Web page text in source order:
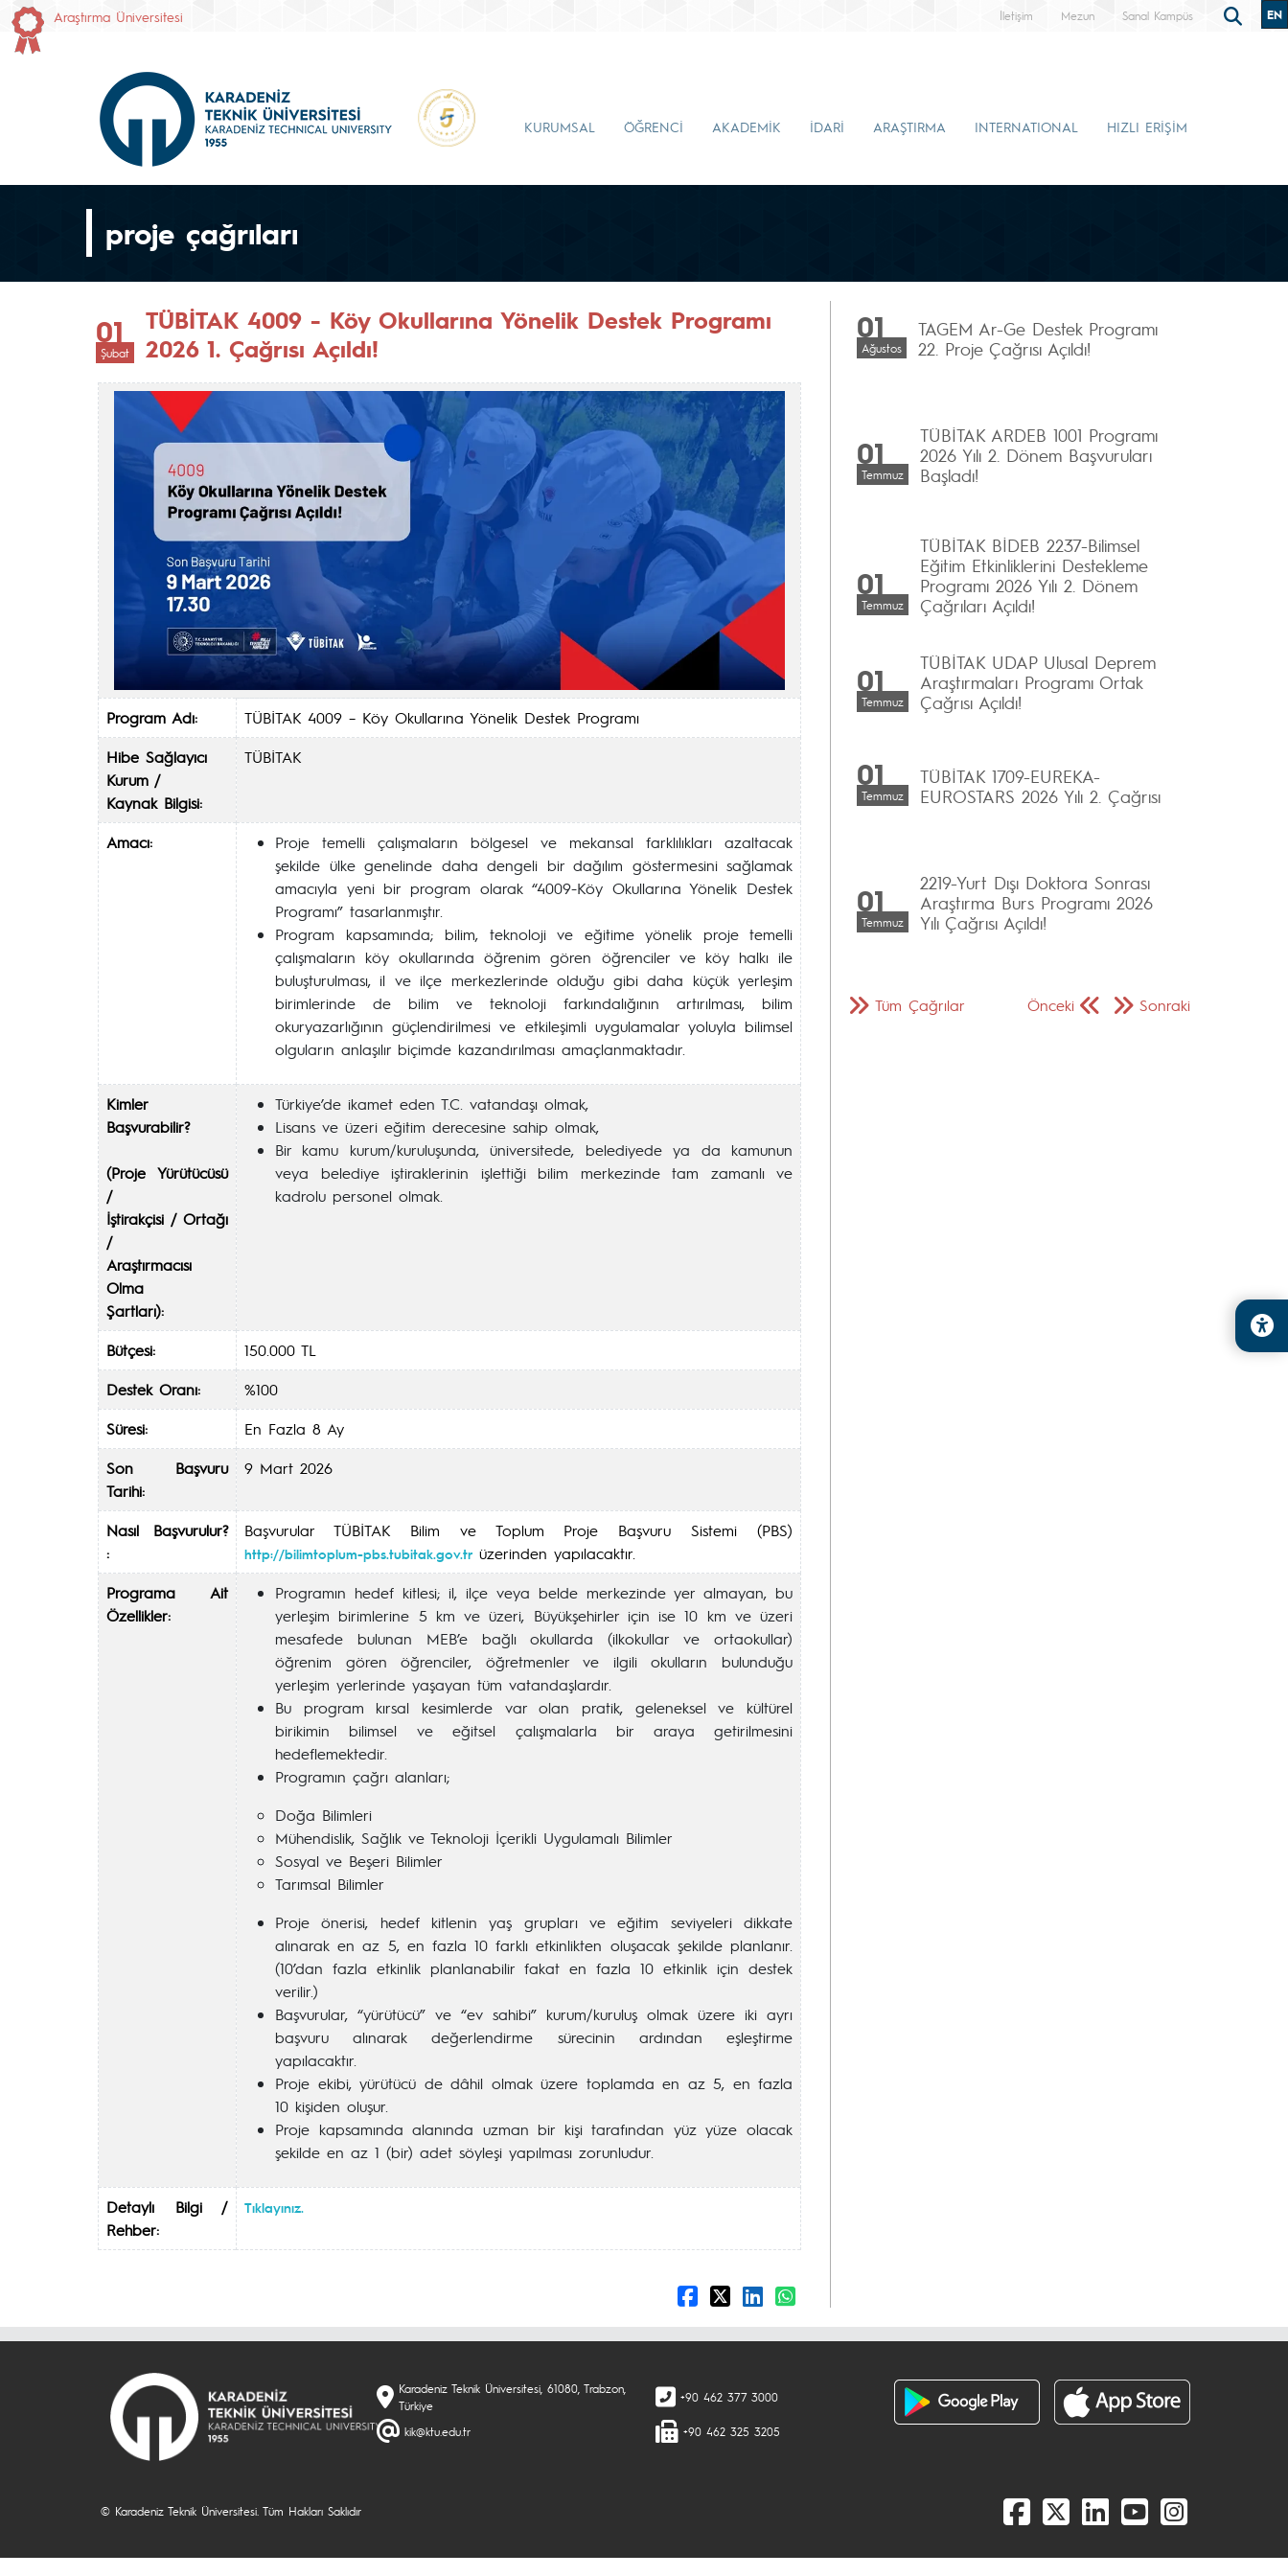
Araştırma Üniversitesi İletişim Mezun Sanal Kampüs EN
KURUMSAL ÖĞRENCİ AKADEMİK İDARİ ARAŞTIRMA INTERNATIONAL HIZLI ERİŞİM
proje çağrıları
01
Şubat
TÜBİTAK 4009 - Köy Okullarına Yönelik Destek Programı
2026 1. Çağrısı Açıldı!
Program Adı:
TÜBİTAK 4009 – Köy Okullarına Yönelik Destek Programı
Hibe Sağlayıcı
Kurum /
Kaynak Bilgisi:
TÜBİTAK
Amacı:
Proje temelli çalışmaların bölgesel ve mekansal farklılıkları azaltacak
şekilde ülke genelinde daha dengeli bir dağılım göstermesini sağlamak
amacıyla yeni bir program olarak “4009-Köy Okullarına Yönelik Destek
Programı” tasarlanmıştır.
Program kapsamında; bilim, teknoloji ve eğitime yönelik proje temelli
çalışmaların köy okullarında öğrenim gören öğrenciler ve köy halkı ile
buluşturulması, il ve ilçe merkezlerinde olduğu gibi daha küçük yerleşim
birimlerinde de bilim ve teknoloji farkındalığının artırılması, bilim
okuryazarlığının güçlendirilmesi ve etkileşimli uygulamalar yoluyla bilimsel
olguların anlaşılır biçimde kazandırılması amaçlanmaktadır.
Kimler
Başvurabilir?
(Proje Yürütücüsü
/
İştirakçisi / Ortağı
/
Araştırmacısı
Olma
Şartları):
Türkiye’de ikamet eden T.C. vatandaşı olmak,
Lisans ve üzeri eğitim derecesine sahip olmak,
Bir kamu kurum/kuruluşunda, üniversitede, belediyede ya da kamunun
veya belediye iştiraklerinin işlettiği bilim merkezinde tam zamanlı ve
kadrolu personel olmak.
Bütçesi:
150.000 TL
Destek Oranı:
%100
Süresi:
En Fazla 8 Ay
Son Başvuru
Tarihi:
9 Mart 2026
Nasıl Başvurulur?
:
Başvurular TÜBİTAK Bilim ve Toplum Proje Başvuru Sistemi (PBS)
http://bilimtoplum-pbs.tubitak.gov.tr üzerinden yapılacaktır.
Programa Ait
Özellikler:
Programın hedef kitlesi; il, ilçe veya belde merkezinde yer almayan, bu
yerleşim birimlerine 5 km ve üzeri, Büyükşehirler için ise 10 km ve üzeri
mesafede bulunan MEB’e bağlı okullarda (ilkokullar ve ortaokullar)
öğrenim gören öğrenciler, öğretmenler ve ilgili okulların bulunduğu
yerleşim yerlerinde yaşayan tüm vatandaşlardır.
Bu program kırsal kesimlerde var olan pratik, geleneksel ve kültürel
birikimin bilimsel ve eğitsel çalışmalarla bir araya getirilmesini
hedeflemektedir.
Programın çağrı alanları;
Doğa Bilimleri
Mühendislik, Sağlık ve Teknoloji İçerikli Uygulamalı Bilimler
Sosyal ve Beşeri Bilimler
Tarımsal Bilimler
Proje önerisi, hedef kitlenin yaş grupları ve eğitim seviyeleri dikkate
alınarak en az 5, en fazla 10 farklı etkinlikten oluşacak şekilde planlanır.
(10’dan fazla etkinlik planlanabilir fakat en fazla 10 etkinlik için destek
verilir.)
Başvurular, “yürütücü” ve “ev sahibi” kurum/kuruluş olmak üzere iki ayrı
başvuru alınarak değerlendirme sürecinin ardından eşleştirme
yapılacaktır.
Proje ekibi, yürütücü de dâhil olmak üzere toplamda en az 5, en fazla
10 kişiden oluşur.
Proje kapsamında alanında uzman bir kişi tarafından yüz yüze olacak
şekilde en az 1 (bir) adet söyleşi yapılması zorunludur.
Detaylı Bilgi /
Rehber:
Tıklayınız.
01
Ağustos
TAGEM Ar-Ge Destek Programı
22. Proje Çağrısı Açıldı!
01
Temmuz
TÜBİTAK ARDEB 1001 Programı
2026 Yılı 2. Dönem Başvuruları
Başladı!
01
Temmuz
TÜBİTAK BİDEB 2237-Bilimsel
Eğitim Etkinliklerini Destekleme
Programı 2026 Yılı 2. Dönem
Çağrıları Açıldı!
01
Temmuz
TÜBİTAK UDAP Ulusal Deprem
Araştırmaları Programı Ortak
Çağrısı Açıldı!
01
Temmuz
TÜBİTAK 1709-EUREKA-
EUROSTARS 2026 Yılı 2. Çağrısı
01
Temmuz
2219-Yurt Dışı Doktora Sonrası
Araştırma Burs Programı 2026
Yılı Çağrısı Açıldı!
Önceki Sonraki
Tüm Çağrılar
Karadeniz Teknik Üniversitesi, 61080, Trabzon,
Türkiye
kik@ktu.edu.tr
+90 462 377 3000
+90 462 325 3205
© Karadeniz Teknik Üniversitesi. Tüm Hakları Saklıdır